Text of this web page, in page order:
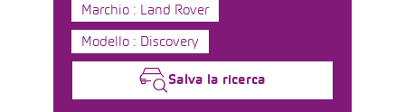
Marchio : Land Rover
Modello : Discovery
Salva la ricerca